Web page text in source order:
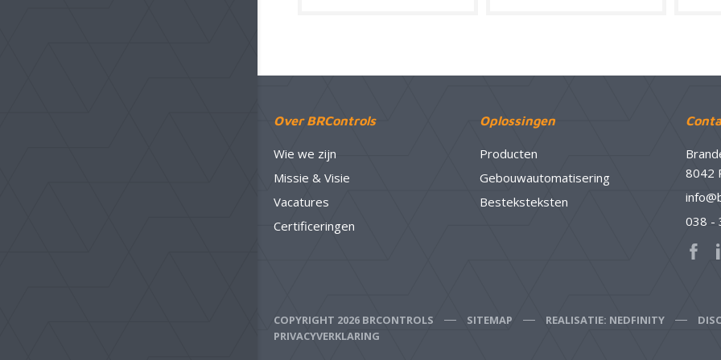
Over BRControls
Wie we zijn
Missie & Visie
Vacatures
Certificeringen
Oplossingen
Producten
Gebouwautomatisering
Besteksteksten
8042
038 -
COPYRIGHT 2026 BRCONTROLS SITEMAP REALISATIE: NEDFINITY
PRIVACYVERKLARING